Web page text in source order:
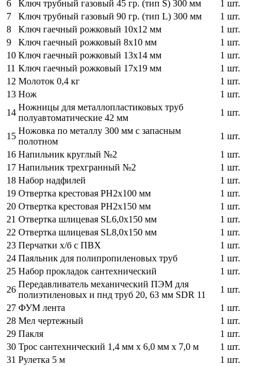
6
Ключ трубный газовый 45 гр. (тип S) 300 мм
1 шт.
7
Ключ трубный газовый 90 гр. (тип L) 300 мм
1 шт.
8
Ключ гаечный рожковый 10x12 мм
1 шт.
9
Ключ гаечный рожковый 8x10 мм
1 шт.
10 Ключ гаечный рожковый 13x14 мм
1 шт.
11 Ключ гаечный рожковый 17x19 мм
1 шт.
12 Молоток 0,4 кг
1 шт.
13 Нож
1 шт.
14
Ножницы для металлопластиковых труб
полуавтоматические 42 мм
1 шт.
15
Ножовка по металлу 300 мм с запасным
полотном
1 шт.
16 Напильник круглый №2
1 шт.
17 Напильник трехгранный №2
1 шт.
18 Набор надфилей
1 шт.
19 Отвертка крестовая PH2x100 мм
1 шт.
20 Отвертка крестовая PH2x150 мм
1 шт.
21 Отвертка шлицевая SL6,0x150 мм
1 шт.
22 Отвертка шлицевая SL8,0x150 мм
1 шт.
23 Перчатки х/б с ПВХ
1 шт.
24 Паяльник для полипропиленовых труб
1 шт.
25 Набор прокладок сантехнический
1 шт.
26
Передавливатель механический ПЭМ для
полиэтиленовых и пнд труб 20, 63 мм SDR 11
1 шт.
27 ФУМ лента
1 шт.
28 Мел чертежный
1 шт.
29 Пакля
1 шт.
30 Трос сантехнический 1,4 мм х 6,0 мм х 7,0 м
1 шт.
31 Рулетка 5 м
1 шт.